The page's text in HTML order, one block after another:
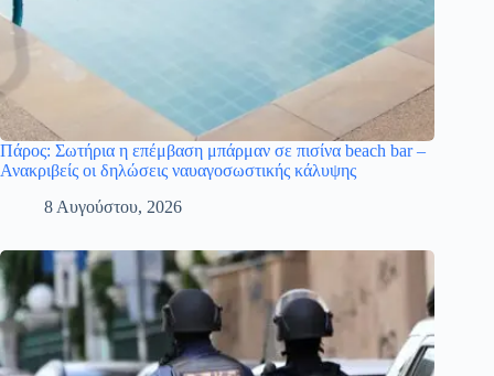
Πάρος: Σωτήρια η επέμβαση μπάρμαν σε πισίνα beach bar –
Ανακριβείς οι δηλώσεις ναυαγοσωστικής κάλυψης
8 Αυγούστου, 2026